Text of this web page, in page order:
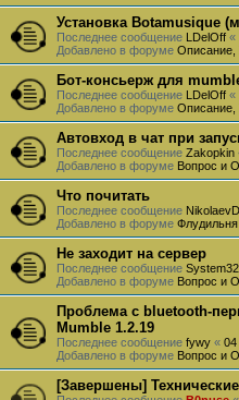
Установка Botamusique
Последнее сообщение LDelOff «
Добавлено в форуме Описание,
Бот-консьерж для
Последнее сообщение LDelOff «
Добавлено в форуме Описание,
Автовход в чат при
Последнее сообщение Zakopkin
Добавлено в форуме Вопрос и
Что почитать
Последнее сообщение NikolaevD
Добавлено в форуме Флудильня
Не заходит на сервер
Последнее сообщение System32
Добавлено в форуме Вопрос и
Проблема с bluetooth-
Mumble 1.2.19
Последнее сообщение fywy « 04
Добавлено в форуме Вопрос и
[Завершены]